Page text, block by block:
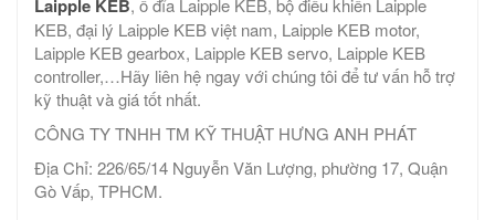
Laipple KEB, ổ đĩa Laipple KEB, bộ điều khiển Laipple
KEB, đại lý Laipple KEB việt nam, Laipple KEB motor,
Laipple KEB gearbox, Laipple KEB servo, Laipple KEB
controller,…Hãy liên hệ ngay với chúng tôi để tư vấn hỗ trợ
kỹ thuật và giá tốt nhất.
CÔNG TY TNHH TM KỸ THUẬT HƯNG ANH PHÁT
Địa Chỉ: 226/65/14 Nguyễn Văn Lượng, phường 17, Quận
Gò Vấp, TPHCM.